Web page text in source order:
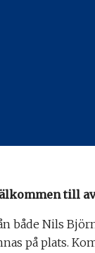
till
både Nils
på plats.